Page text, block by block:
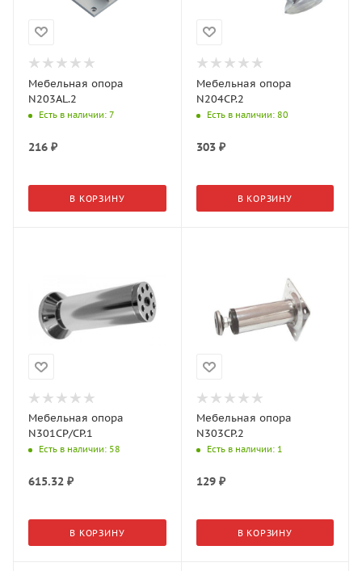
Мебельная опора
N203AL.2
Есть в наличии: 7
216 ₽
В КОРЗИНУ
Мебельная опора
N204CP.2
Есть в наличии: 80
303₽
В КОРЗИНУ
Мебельная опора
N301CP/CP.1
Есть в наличии: 58
615.32 ₽
В КОРЗИНУ
Мебельная опора
N303CP.2
Есть в наличии: 1
129₽
В КОРЗИНУ